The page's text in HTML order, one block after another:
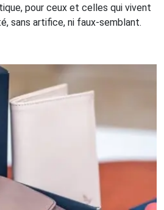
pour ceux et celles qui vivent
sans artifice, ni faux-semblant.